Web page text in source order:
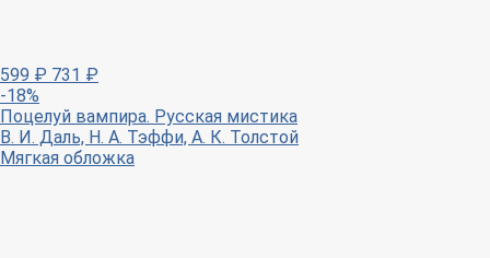
599 ₽ 731 ₽
-18%
Поцелуй вампира. Русская мистика
В. И. Даль, Н. А. Тэффи, А. К. Толстой
Мягкая обложка